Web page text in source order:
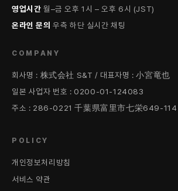
영업시간 월–금 오후 1시 – 오후 6시 (JST)
온라인 문의 우측 하단 실시간 채팅
COMPANY
회사명 : 株式会社 S&T / 대표자명 : 小宮竜也
일본 사업자 번호 : 0200-01-124083
주소 : 286-0221 千葉県富里市七栄649-114
POLICY
개인정보처리방침
서비스 약관